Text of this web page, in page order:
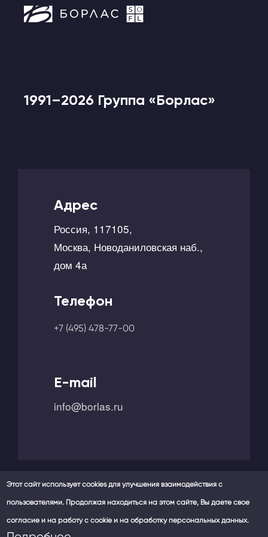
1991–2026 Группа «Борлас»
Адрес
Россия, 117105,
Москва, Новоданиловская наб.,
дом 4а
Телефон
+7 (495) 478-77-00
E-mail
info@borlas.ru
Мы в социальных сетях -
Политика конфиденциальности
Этот сайт использует cookies для улучшения взаимодействия с
пользователями. Продолжая находиться на этом сайте, Вы даете свое
согласие и на работу с cookie и на обработку персональных данных.